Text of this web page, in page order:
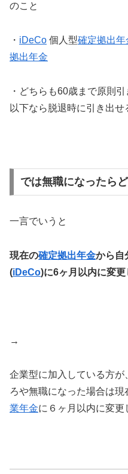
のこと
・ iDeCo 個人型確定拠出年
拠出年金
・どちらも60歳まで原則
以下なら脱退時に引き出せ
では無職になったら
一言でいうと
現在の確定拠出年金から自
(iDeCo)に6ヶ月以内に変更
→
企業型に加入している方が
ろや無職になった場合は
業年金に６ヶ月以内に変更